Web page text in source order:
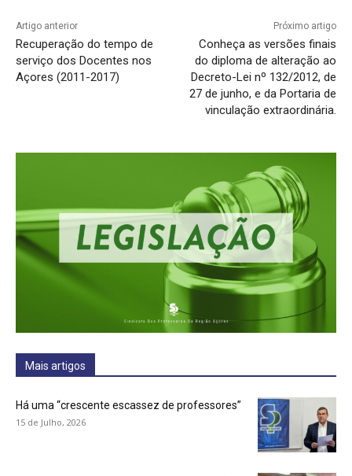
Artigo anterior
Recuperação do tempo de
serviço dos Docentes nos
Açores (2011-2017)
Próximo artigo
Conheça as versões finais
do diploma de alteração ao
Decreto-Lei nº 132/2012, de
27 de junho, e da Portaria de
vinculação extraordinária.
Mais artigos
Há uma “crescente escassez de professores”
15 de Julho, 2026